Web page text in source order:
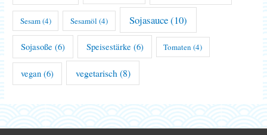
Sesam(4) Sesamöl (4) Sojasauce(10)
Sojasoße (6) Speisestärke (6) Tomaten (4)
vegan (6) vegetarisch (8)